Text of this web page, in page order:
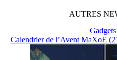
AUTRES
Gadgets
Calendrier de l’Avent MaXoE